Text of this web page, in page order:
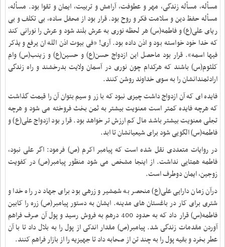
مسأله، مسأله زندگی، مهر و عطوفت، آرامش و تربیت، ایمان و تقوا بود. مسأله،
مسأله حفظ دین و سلامت فکر و روح بود. قرار بود از محفل ساده، بی تکلف و بی
ریای علی(ع) و فاطمه(س) هر لحظه نوری به عرش بلند شود و عرش را نورانی کند
که خدا خود خواسته بود و اذن داده بود. آری! «فی بیوت اذن الله ان یرفع و یذکر
فیها اسمه». قرار بود ماحصل این ازدواج حسن(ع) و حسین(ع) و زینب(س) وام
کلثوم(س) باشند که هرکدام چون نوری در آسمان ولایت بدرخشند و راه زندگی
ارادتمندانشان را به سوی خداوند روشن کنند.
فایده ای که آن ازدواج داشت چیزی نبود که با زر و سیم بتوان آن را قیمت گذاشت
که هرچه فایده کمتر است معنویت بیشتر به ثمن بخث فروخته می شود و هرچه
تجلی معنویت بیشتر باشد مال کم ارزش تر خواهد بود. قرار بود ازدواج علی(ع) و
فاطمه(س) الگویی شود برای شیعیانشان تا ابد.
در روایات متعددی نقل شده است که پیامبر اکرم (ص) فرمود: اگر علی نبود،
فاطمه همتایی نداشت. از اینجا مشخص می شود منظور پیامبر(ص) در کفویت
زوجین، ایمان دوطرف است.
درآن زمان دارایی علی(ع) منحصر به شمشیر و زرهی بود برای جهاد در راه خدا و
شتری برای کار در باغستان های مدینه. ایشان به دستور پیامبر(ص) زره را کابین
فاطمه(س) قرار داد که به حدود 400 درهم به فروش رسید و پول آن صرف فراهم
آوردن مقدمات زندگی شد. پیامبر(ص) مقدار اندکی از پول را به بلال داد تا با آن
عطر بخرد و بقیه پول را به چند تن از صحابه داد تا جهیزیه را از بازار فراهم کنند.